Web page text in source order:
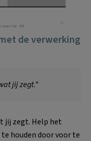
de verwerking
jij zegt.”
jij zegt. Help het
houden door voor te